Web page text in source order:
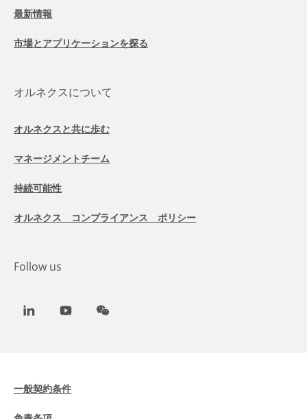
最新情報
市場とアプリケーションを探る
オルネクスについて
オルネクスと共に歩む
マネージメントチーム
持続可能性
オルネクス コンプライアンス ポリシー
Follow us
LinkedInYoutubeWeChat
一般契約条件